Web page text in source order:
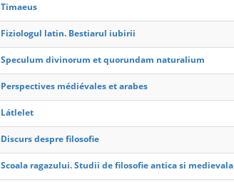
Timaeus
Fiziologul latin. Bestiarul iubirii
Speculum divinorum et quorundam naturalium
Perspectives médiévales et arabes
Látlelet
Discurs despre filosofie
Scoala ragazului. Studii de filosofie antica si medievala